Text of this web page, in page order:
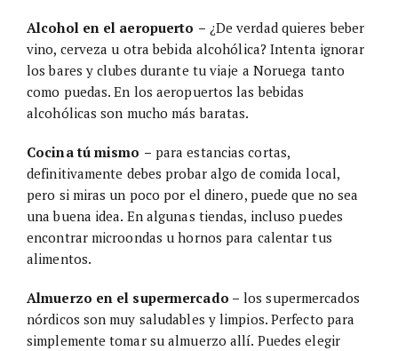
Alcohol en el aeropuerto – ¿De verdad quieres beber
vino, cerveza u otra bebida alcohólica? Intenta ignorar
los bares y clubes durante tu viaje a Noruega tanto
como puedas. En los aeropuertos las bebidas
alcohólicas son mucho más baratas.
Cocina tú mismo – para estancias cortas,
definitivamente debes probar algo de comida local,
pero si miras un poco por el dinero, puede que no sea
una buena idea. En algunas tiendas, incluso puedes
encontrar microondas u hornos para calentar tus
alimentos.
Almuerzo en el supermercado – los supermercados
nórdicos son muy saludables y limpios. Perfecto para
simplemente tomar su almuerzo allí. Puedes elegir